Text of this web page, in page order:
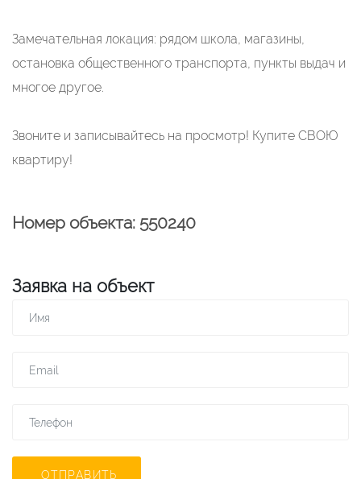
Замечательная локация: рядом школа, магазины,
остановка общественного транспорта, пункты выдач и
многое другое.
Звоните и записывайтесь на просмотр! Купите СВОЮ
квартиру!
Номер объекта: 550240
Заявка на объект
ОТПРАВИТЬ